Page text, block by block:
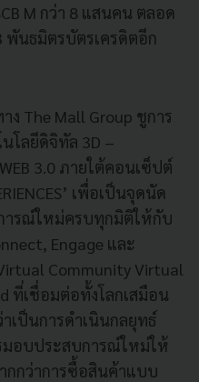
M กว่า 8 แสนคน ตลอด
พันธมิตรบัตรเครดิตอีก
ง The Mall Group ชูการ
โลยีดิจิทัล 3D –
WEB 3.0 ภายใต้คอนเซ็ปต์
เพื่อเป็นจุดนัด
ารณ์ใหม่ครบทุกมิติให้กับ
Engage และ
Community Virtual
ที่เชื่อมต่อทั้งโลกเสมือน
เป็นการดำเนินกลยุทธ์
มอบประสบการณ์ใหม่ให้
กกว่าการซื้อสินค้าแบบ